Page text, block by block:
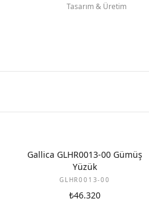
Tasarım & Üretim
Gallica GLHR0013-00 Gümüş
Yüzük
GLHR0013-00
₺46.320